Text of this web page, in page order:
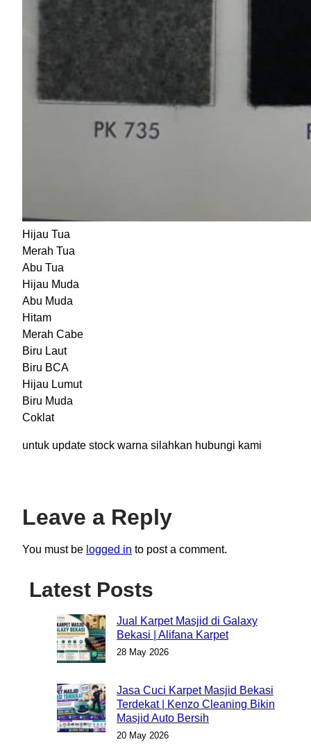
Hijau Tua
Merah Tua
Abu Tua
Hijau Muda
Abu Muda
Hitam
Merah Cabe
Biru Laut
Biru BCA
Hijau Lumut
Biru Muda
Coklat
untuk update stock warna silahkan hubungi kami
Leave a Reply
You must be logged in to post a comment.
Latest Posts
Jual Karpet Masjid di Galaxy
Bekasi | Alifana Karpet
28 May 2026
Jasa Cuci Karpet Masjid Bekasi
Terdekat | Kenzo Cleaning Bikin
Masjid Auto Bersih
20 May 2026